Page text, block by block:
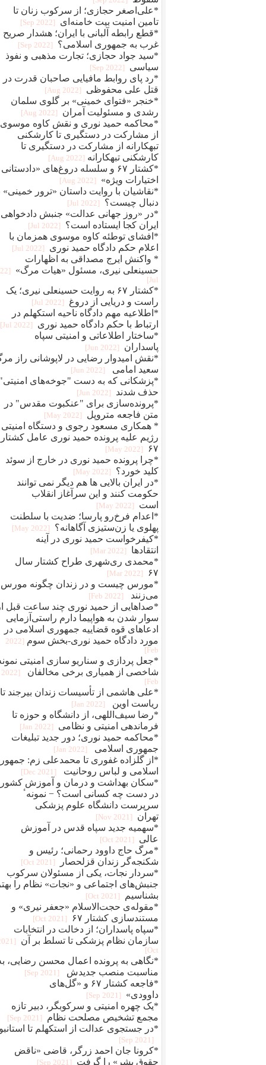
*علی‌اصغر حجازی؛ از سرکوب زنان تا
تامین امنیت بیت خامنه‌ای
[2022 Sep]
*قطع رابطه آلبانی با ایران؛ هشدار صریح
غرب به جمهوری اسلامی؟
[2022 Sep]
*سید جواد حجازی؛ تجارت مذهبی و نفوذ
سیاسی
[2022 Sep]
*رد پای روابط مافيایی صاحبان قدرت در
قتل علی محفوظی
[2022 Aug]
*خنجر «فتوای خمینی» بر گلوی سلمان
رشدی و مسئولیت آمران
[2022 Aug]
*محاکمه حمید نوری و نقش کاوه
از مشارکت در دستگیری تا کارشکنی
تبهکارانه از مشارکت در دستگیری تا
کارشکنی تبهکارانه [2022 Aug]
*کشتار ۶۷ و سلسله دروغ‌های «دادستانی
اختیارات ویژه»
[2022 Aug]
*نقاشیان با روایت داستان «ترور خمینی»
دنبال چیست؟
[2022 Jul]
*در «روز جهانی عدالت» جنبش دادخواهی
ایران کجا ایستاده است؟
[2022 Jul]
*افشای توطئه کاوه موسوی همزمان با
اعلام حکم دادگاه حمید نوری
[2022 Jul]
* واکنش ایرج مصداقی به اظهارات
حسینعلی نیری، مسئول «هیات مرگ»
Jul]
*کشتار ۶۷ به روایت حسینعلی نیری؛ یک
راست و دریایی از دروغ
[2022 Jul]
*اطلاعیه مهم دادگاه ناحیه استکهلم در
ارتباط با حکم دادگاه حمید نوری
[2022 Jul]
*ساختار اطلاعاتی و امنیتی سپاه
پاسداران
[2022 Jun]
*نقش امیدوار رضایی در لاپوشانی راز
سعید امامی
[2022 Jun]
*پزشکانی که به دست "جوخه‌های
حذف شدند
[2022 Jun]
*پرونده‌سازی برای "عنکبوت مقدس" در
متن فاجعه متروپل
[2022 May]
* همکاری مسعود رجوی و دستگاه امنیتی
رژیم علیه پرونده حمید نوری عامل کشتار
۶۷
[2022 May]
*چرا پرونده حمید نوری در خارج از سوئد
کلید خورد؟
[2022 May]
*در ایران بالایی ها هم دیگر نمی توانند
حکومت کنند و این سرآغاز انقلاب
است
[2022 May]
*اعدام فرخ‌رو پارسا؛ ضديت با سلطنت
پهلوی يا زن‌ستيزی آگاهانه؟
[2022 May]
*کیفرخواست حمید نوری در آینه
انتقادها
[2022 Mar]
*محمدی‌ ری‌شهری طراح کشتار سال
۶۷
[2022 Mar]
*مورس چیست و در زندان چگونه مورس
می‌زنند
[2022 Feb]
*صداهایی از حمید نوری چند ساعت قبل
سوار شدن به هواپیما دارم راستی‌آزمایی
ادعاهای قوه قضاییه جمهوری اسلامی در
مورد دادگاه حمید نوری-بخش سوم
[2022
Feb]
*جعل پردازی و سناريو سازی امنيتی
شاخصی از همياری برخی مخالفان
[2022
Feb]
*علی هاشمی از تأسیسات زندان بیرجند تا
ریاست اوین
[2022 Jan]
*رضا سیف‌اللهی، از دانشگاه و حوزه تا
فرماندهی امنیتی و نظامی
[2022 Jan]
*محاکمه حميد نوری؛ دور جديد تبلیغات
جمهوری اسلامی
[2022 Jan]
*از گلزاده غفوری تا محمدعلی زم:
اسلامی و لباس روحانیت
[2021 Dec]
*سکان بهداشت و درمان و آموزش کشور
در دست چه کسانی است؟ − نمونهٴ
سرپرست دانشگاه علوم پزشکی
تهران
[2021 Nov]
*سهمیه جدید سپاه قدس در آموزش
عالی
[2021 Oct]
*مرگ حاج داوود رحمانی؛ رئیس و
شکنجه‌گر زندان قزلحصار
[2021 Oct]
*سردار نجات، یکی از مسئولان سرکوب
جنبش‌های اجتماعی و «نجات» نظام را
بشناسیم
[2021 Oct]
*مقوله‌ی حجت‌الاسلام «جعفر نیری» و
مستند‌سازی کشتار ۶۷
[2021 Oct]
*سپاه پاسداران؛ از دخالت در انتخابات
سازمان نظام پزشکی تا تسلط بر آن
Oct]
*نگاهی به پرونده اعمال محسن رضایی،
مناسبت منصب جدیدش
[2021 Sep]
*فاجعه کشتار ۶۷ و «گل‌های
داوودی»
[2021 Sep]
*یک چهره‌‌ امنیتی و سرکوبگر، دبیر تازه
مجمع تشخیص مصلحت نظام
[2021 Sep]
*در جستجوی عدالت از استکهلم تا
[2021 Sep]
*کرونا جان احمد زرگر، قاضی «ناقض
حقوق بشر» را گرفت
[2021 Sep]